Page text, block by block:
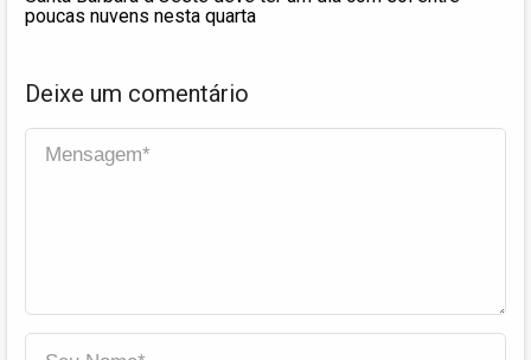
poucas nuvens nesta quarta
Deixe um comentário